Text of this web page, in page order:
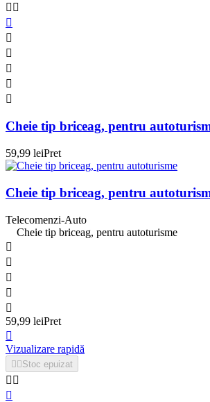
 






Cheie tip briceag, pentru
59,99 leiPret
Cheie tip briceag, pentru
Telecomenzi-Auto
Cheie tip briceag, pentru autoturisme





59,99 leiPret

Vizualizare rapidă
Stoc epuizat
 
